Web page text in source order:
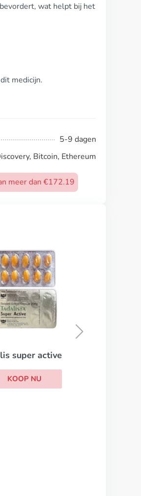
wat helpt bij het
medicijn.
5-9 dagen
Bitcoin, Ethereum
meer dan €172.19
Oral Jelly